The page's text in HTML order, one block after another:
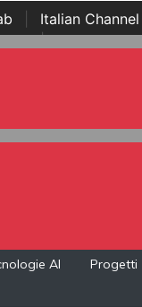
Italian
| ...
AI Progetti